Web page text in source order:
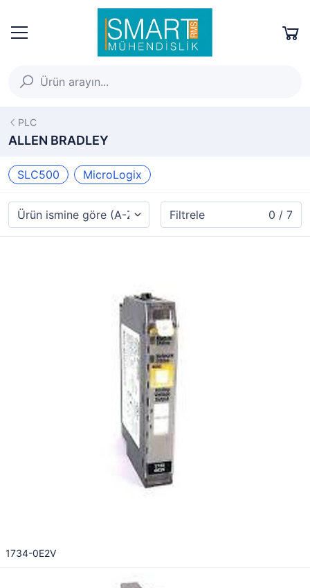
PLC
ALLEN BRADLEY
SLC500 MicroLogix
Filtrele 0 / 7
1734-0E2V